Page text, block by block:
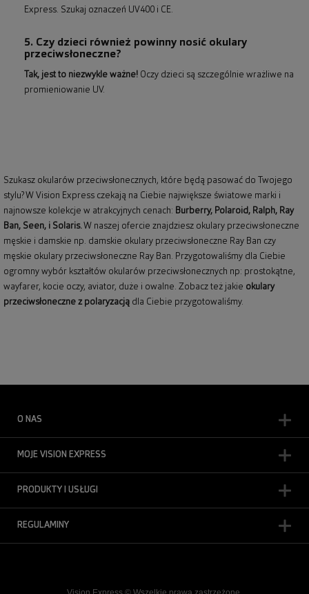
Express. Szukaj oznaczeń UV400 i CE.
5. Czy dzieci również powinny nosić okulary
przeciwsłoneczne?
Tak, jest to niezwykle ważne! Oczy dzieci są szczególnie wrażliwe na
promieniowanie UV.
Szukasz okularów przeciwsłonecznych, które będą pasować do Twojego
stylu? W Vision Express czekają na Ciebie największe światowe marki i
najnowsze kolekcje w atrakcyjnych cenach: Burberry, Polaroid , Ralph, Ray
Ban, Seen, i Solaris.W naszej ofercie znajdziesz okulary przeciwsłoneczne
męskie i damskie np. damskie okulary przeciwsłoneczne Ray Ban czy
męskie okulary przeciwsłoneczne Ray Ban. Przygotowaliśmy dla Ciebie
ogromny wybór kształtów okularów przeciwsłonecznych np: prostokątne,
wayfarer, kocie oczy, aviator, duże i owalne. Zobacz też jakie okulary
przeciwsłoneczne z polaryzacją dla Ciebie przygotowaliśmy.
O NAS
MOJE VISION EXPRESS
PRODUKTY I USŁUGI
REGULAMINY